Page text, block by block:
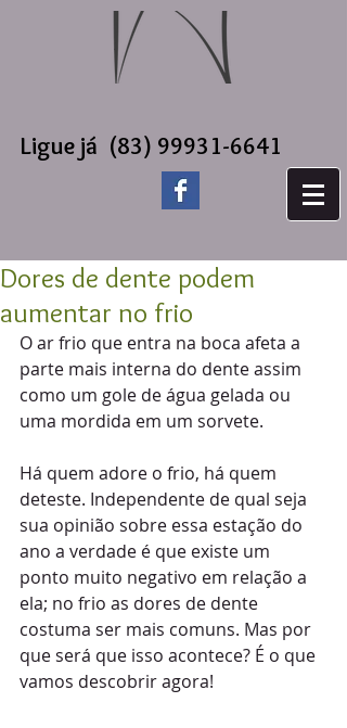
Ligue já (83) 99931-6641
Dores de dente podem
aumentar no frio
O ar frio que entra na boca afeta a
parte mais interna do dente assim
como um gole de água gelada ou
uma mordida em um sorvete.
Há quem adore o frio, há quem
deteste. Independente de qual seja
sua opinião sobre essa estação do
ano a verdade é que existe um
ponto muito negativo em relação a
ela; no frio as dores de dente
costuma ser mais comuns. Mas por
que será que isso acontece? É o que
vamos descobrir agora!